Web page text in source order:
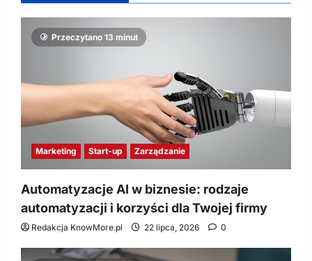
Przeczytano 13 minut
Marketing Start-up Zarządzanie
Automatyzacje AI w biznesie: rodzaje
automatyzacji i korzyści dla Twojej firmy
Redakcja KnowMore.pl 22 lipca, 2026 0